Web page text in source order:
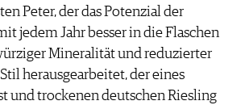
Peter, der das Potenzial der
jedem Jahr besser in die Flaschen
Mineralität und reduzierter
herausgearbeitet, der eines
und trockenen deutschen Riesling